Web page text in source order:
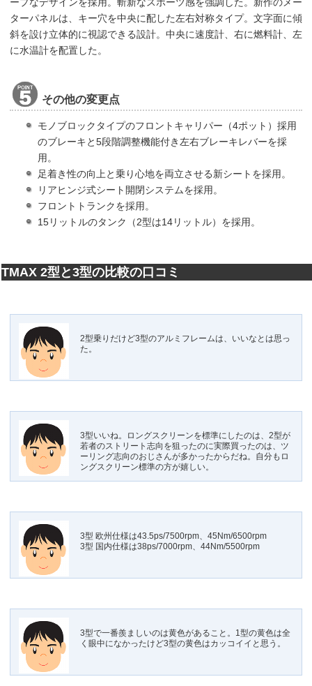
ターパネルは、キー穴を中央に配した左右対称タイプ。文字面に傾
斜を設け立体的に視認できる設計。中央に速度計、右に燃料計、左
に水温計を配置した。
その他の変更点
モノブロックタイプのフロントキャリパー（4ポット）採用
のブレーキと5段階調整機能付き左右ブレーキレバーを採
用。
足着き性の向上と乗り心地を両立させる新シートを採用。
リアヒンジ式シート開閉システムを採用。
フロントトランクを採用。
15リットルのタンク（2型は14リットル）を採用。
TMAX 2型と3型の比較の口コミ
2型乗りだけど3型のアルミフレームは、いいなとは思っ
た。
3型いいね。ロングスクリーンを標準にしたのは、2型が
若者のストリート志向を狙ったのに実際買ったのは、ツ
ーリング志向のおじさんが多かったからだね。自分もロ
ングスクリーン標準の方が嬉しい。
3型 欧州仕様は43.5ps/7500rpm、45Nm/6500rpm
3型 国内仕様は38ps/7000rpm、44Nm/5500rpm
3型で一番羨ましいのは黄色があること。1型の黄色は全
く眼中になかったけど3型の黄色はカッコイイと思う。